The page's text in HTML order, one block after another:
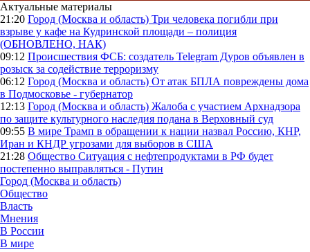
Актуальные материалы
21:20 Город (Москва и область) Три человека погибли при
взрыве у кафе на Кудринской площади – полиция
(ОБНОВЛЕНО, НАК)
09:12 Происшествия ФСБ: создатель Telegram Дуров объявлен в
розыск за содействие терроризму
06:12 Город (Москва и область) От атак БПЛА повреждены дома
в Подмосковье - губернатор
12:13 Город (Москва и область) Жалоба с участием Архнадзора
по защите культурного наследия подана в Верховный суд
09:55 В мире Трамп в обращении к нации назвал Россию, КНР,
Иран и КНДР угрозами для выборов в США
21:28 Общество Ситуация с нефтепродуктами в РФ будет
постепенно выправляться - Путин
Город (Москва и область)
Общество
Власть
Мнения
В России
В мире